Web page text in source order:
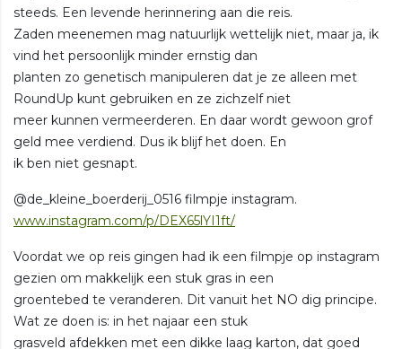
steeds. Een levende herinnering aan die reis.
Zaden meenemen mag natuurlijk wettelijk niet, maar ja, ik
vind het persoonlijk minder ernstig dan
planten zo genetisch manipuleren dat je ze alleen met
RoundUp kunt gebruiken en ze zichzelf niet
meer kunnen vermeerderen. En daar wordt gewoon grof
geld mee verdiend. Dus ik blijf het doen. En
ik ben niet gesnapt.
@de_kleine_boerderij_0516 filmpje instagram.
www.instagram.com/p/DEX65lYI1ft/
Voordat we op reis gingen had ik een filmpje op instagram
gezien om makkelijk een stuk gras in een
groentebed te veranderen. Dit vanuit het NO dig principe.
Wat ze doen is: in het najaar een stuk
grasveld afdekken met een dikke laag karton, dat goed